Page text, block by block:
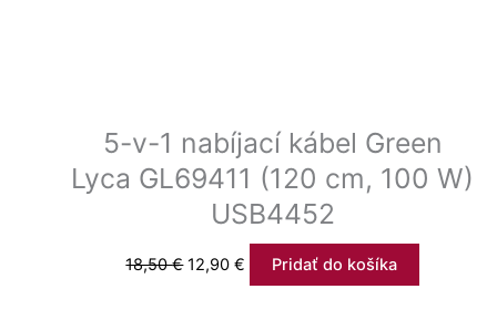
5-v-1 nabíjací kábel Green
Lyca GL69411 (120 cm, 100 W)
USB4452
18,50€ 12,90€ Pridať do košíka